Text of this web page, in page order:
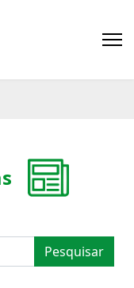
Pesquisar